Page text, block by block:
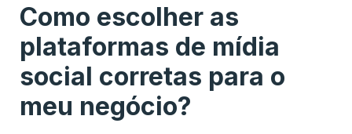
Como escolher as
plataformas de mídia
social corretas para o
meu negócio?